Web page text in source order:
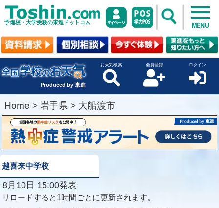
予備校・大学受験の東進ドットコム MENU
Produced by 東進
お天気検索 会員登録 ログイン
Home > 岩手県 > 大船渡市
越喜来中学校
8月10日 15:00発表
リロードすると1時間ごとに更新されます。